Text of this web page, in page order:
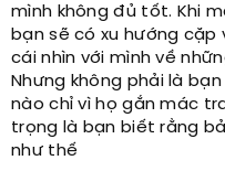
mình không đủ tốt. Khi
bạn sẽ có xu hướng cặp
cái nhìn với mình về
Nhưng không phải là
nào chỉ vì họ gắn mác
trọng là bạn biết rằng
như thế